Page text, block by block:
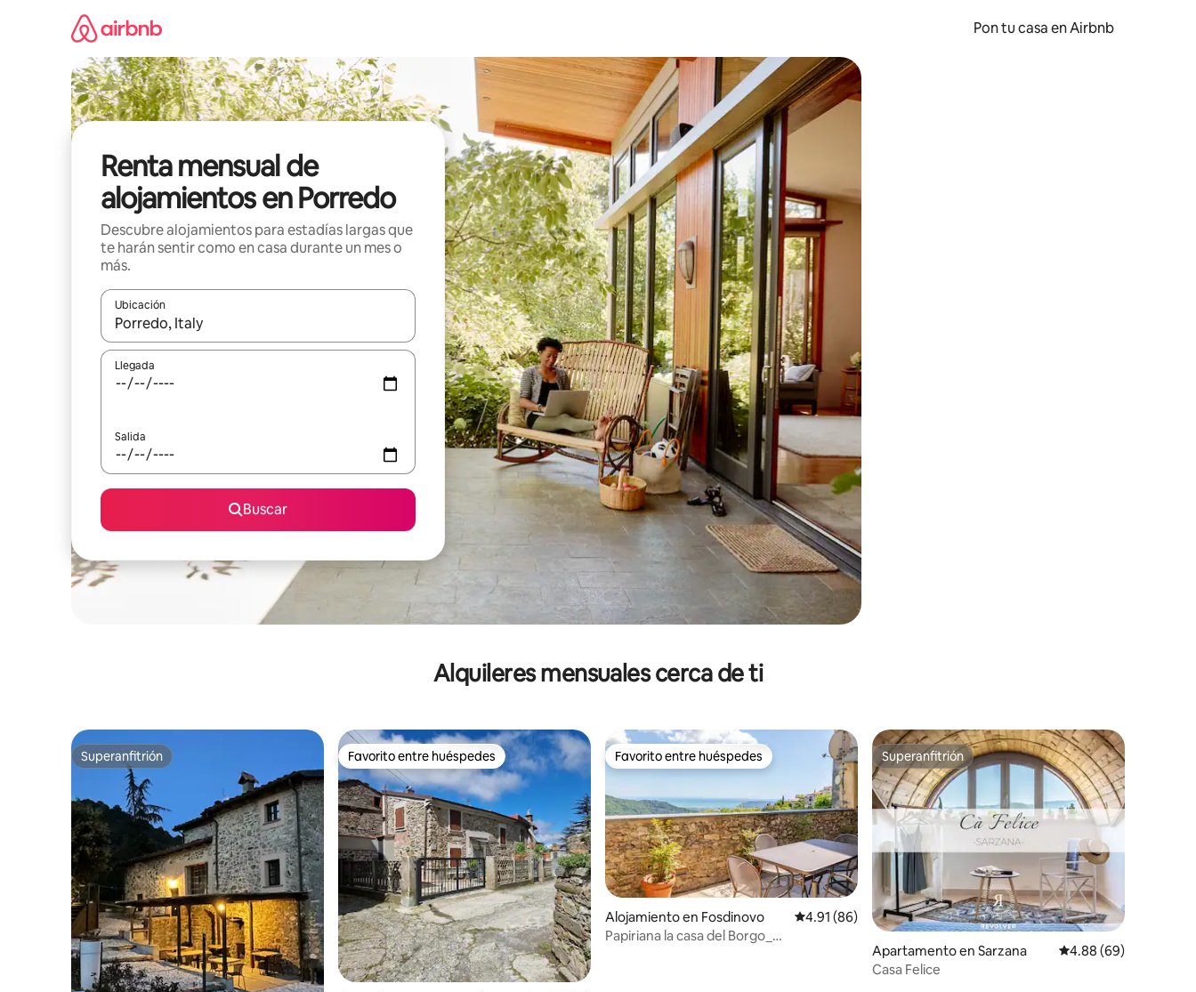
Pon tu casa en Airbnb
Renta mensual de
alojamientos en Porredo
Descubre alojamientos para estadías largas que
te harán sentir como en casa durante un mes o
más.
Ubicación
Cuando los resultados estén disponibles, navega con las teclas de flecha hacia arriba y hacia abajo o explora con el tacto o desliza el dedo.
Llegada
Salida
Buscar
Alquileres mensuales cerca de ti
Superanfitrión
Superanfitrión Favorito entre huéspedes
Favorito entre huéspedes Favorito entre huéspedes
Favorito entre huéspedes
Alojamiento en Fosdinovo Calificación promedio: 4.91 de 5, 86 reseñas
4.91 (86)
Papiriana la casa del Borgo_
Superanfitrión
Superanfitrión
Apartamento en Sarzana Calificación
4.88 (69)
Casa Felice